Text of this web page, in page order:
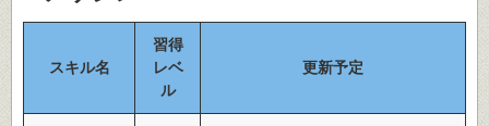
スキル名
習得
レベ
ル
更新予定